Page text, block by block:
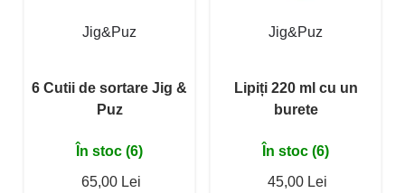
Jig&Puz
6 Cutii de sortare Jig &
Puz
În stoc (6)
65,00 Lei
Jig&Puz
Lipiți 220 ml cu un
burete
În stoc (6)
45,00 Lei